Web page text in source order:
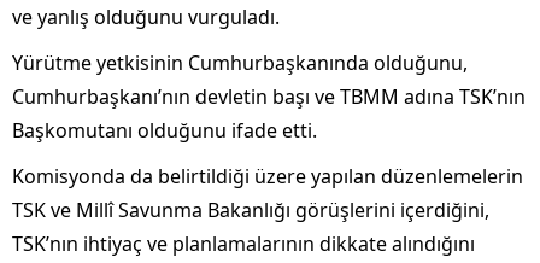
ve yanlış olduğunu vurguladı.
Yürütme yetkisinin Cumhurbaşkanında olduğunu,
Cumhurbaşkanı’nın devletin başı ve TBMM adına TSK’nın
Başkomutanı olduğunu ifade etti.
Komisyonda da belirtildiği üzere yapılan düzenlemelerin
TSK ve Millî Savunma Bakanlığı görüşlerini içerdiğini,
TSK’nın ihtiyaç ve planlamalarının dikkate alındığını